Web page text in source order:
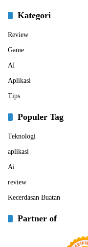
Kategori
Review
Game
AI
Aplikasi
Tips
Populer Tag
Teknologi
aplikasi
Ai
review
Kecerdasan Buatan
Partner of